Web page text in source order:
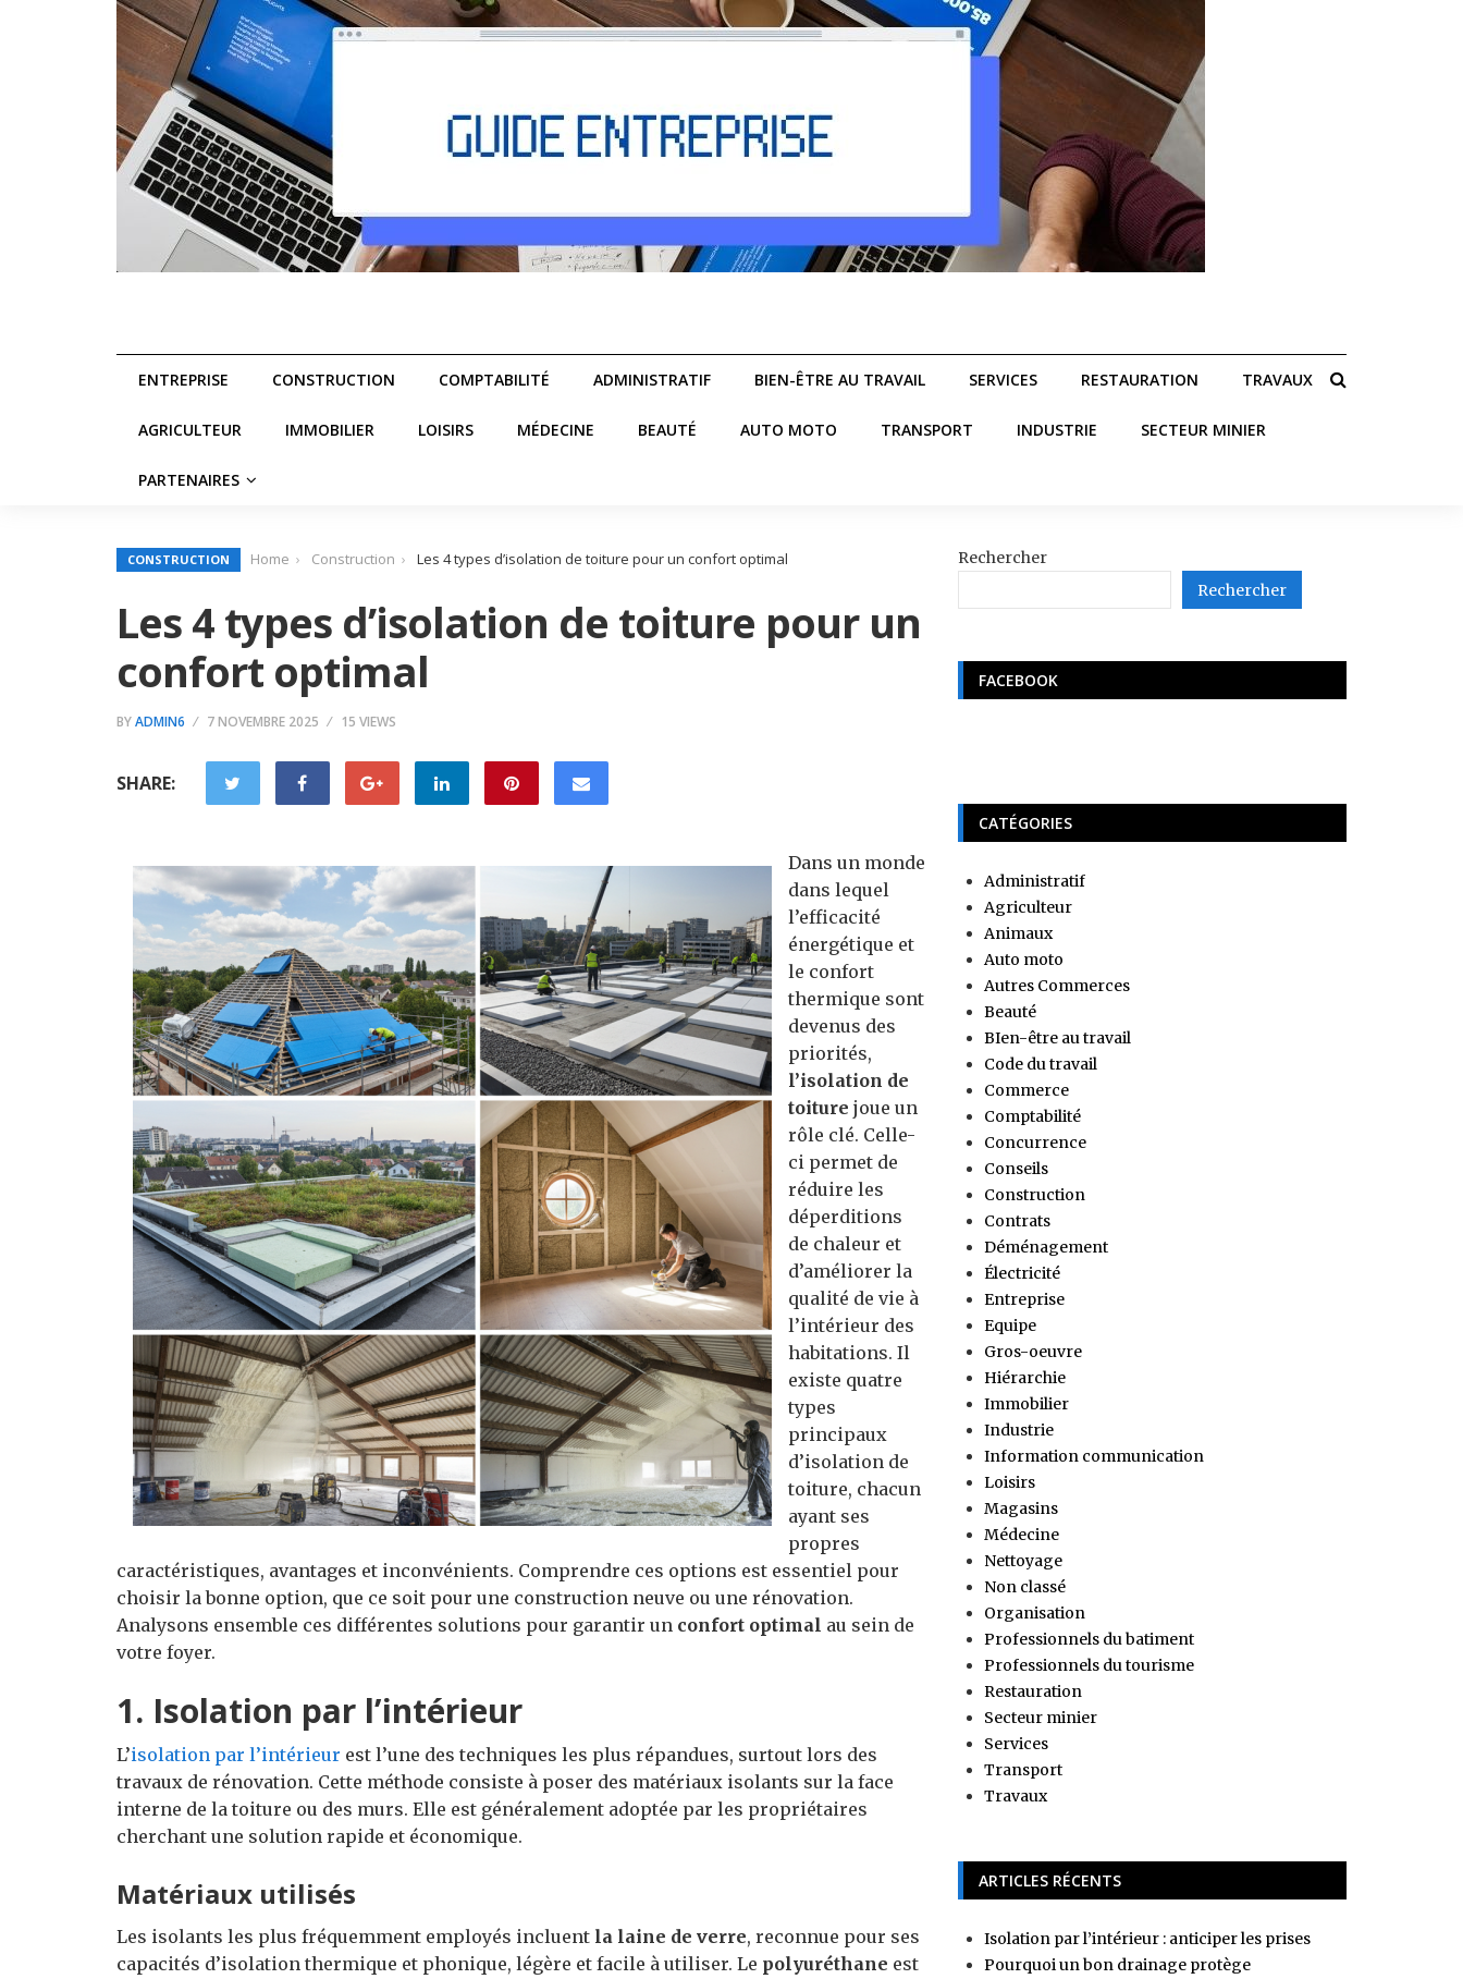
ENTREPRISE CONSTRUCTION COMPTABILITÉ ADMINISTRATIF BIEN-ÊTRE AU TRAVAIL SERVICES RESTAURATION TRAVAUX
AGRICULTEUR IMMOBILIER LOISIRS MÉDECINE BEAUTÉ AUTO MOTO TRANSPORT INDUSTRIE SECTEUR MINIER
PARTENAIRES
CONSTRUCTION Home Construction Les 4 types d’isolation de toiture pour un confort optimal
Les 4 types d’isolation de toiture pour un
confort optimal
BYADMIN6 7 NOVEMBRE 2025 15 VIEWS
SHARE:
Dans un monde
dans lequel
l’efficacité
énergétique et
le confort
thermique sont
devenus des
priorités,
l’isolation de
toiture joue un
rôle clé. Celle-
ci permet de
réduire les
déperditions
de chaleur et
d’améliorer la
qualité de vie à
l’intérieur des
habitations. Il
existe quatre
types
principaux
d’isolation de
toiture, chacun
ayant ses
propres
caractéristiques, avantages et inconvénients. Comprendre ces options est essentiel pour
choisir la bonne option, que ce soit pour une construction neuve ou une rénovation.
Analysons ensemble ces différentes solutions pour garantir un confort optimal au sein de
votre foyer.
1. Isolation par l’intérieur
L’isolation par l’intérieur est l’une des techniques les plus répandues, surtout lors des
travaux de rénovation. Cette méthode consiste à poser des matériaux isolants sur la face
interne de la toiture ou des murs. Elle est généralement adoptée par les propriétaires
cherchant une solution rapide et économique.
Matériaux utilisés
Les isolants les plus fréquemment employés incluent la laine de verre, reconnue pour ses
capacités d’isolation thermique et phonique, légère et facile à utiliser. Le polyuréthane est
Rechercher
Rechercher
FACEBOOK
CATÉGORIES
Administratif
Agriculteur
Animaux
Auto moto
Autres Commerces
Beauté
BIen-être au travail
Code du travail
Commerce
Comptabilité
Concurrence
Conseils
Construction
Contrats
Déménagement
Électricité
Entreprise
Equipe
Gros-oeuvre
Hiérarchie
Immobilier
Industrie
Information communication
Loisirs
Magasins
Médecine
Nettoyage
Non classé
Organisation
Professionnels du batiment
Professionnels du tourisme
Restauration
Secteur minier
Services
Transport
Travaux
ARTICLES RÉCENTS
Isolation par l’intérieur : anticiper les prises
Pourquoi un bon drainage protège